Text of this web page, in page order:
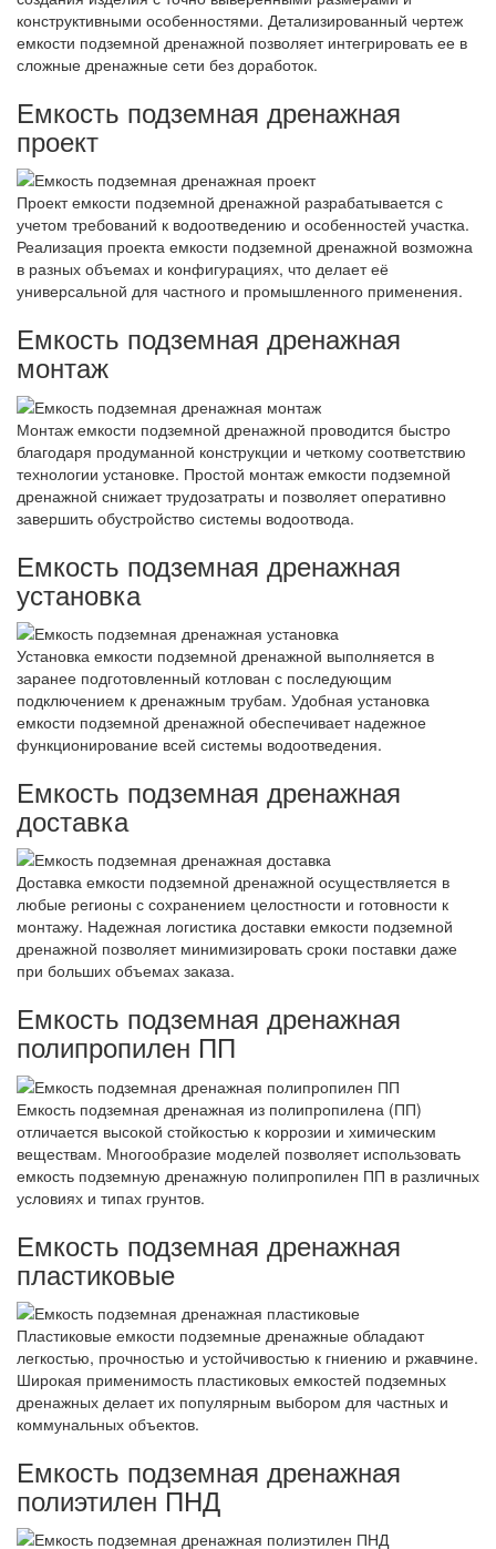
конструктивными особенностями. Детализированный чертеж
емкости подземной дренажной позволяет интегрировать ее в
сложные дренажные сети без доработок.
Емкость подземная дренажная
проект
Проект емкости подземной дренажной разрабатывается с
учетом требований к водоотведению и особенностей участка.
Реализация проекта емкости подземной дренажной возможна
в разных объемах и конфигурациях, что делает её
универсальной для частного и промышленного применения.
Емкость подземная дренажная
монтаж
Монтаж емкости подземной дренажной проводится быстро
благодаря продуманной конструкции и четкому соответствию
технологии установке. Простой монтаж емкости подземной
дренажной снижает трудозатраты и позволяет оперативно
завершить обустройство системы водоотвода.
Емкость подземная дренажная
установка
Установка емкости подземной дренажной выполняется в
заранее подготовленный котлован с последующим
подключением к дренажным трубам. Удобная установка
емкости подземной дренажной обеспечивает надежное
функционирование всей системы водоотведения.
Емкость подземная дренажная
доставка
Доставка емкости подземной дренажной осуществляется в
любые регионы с сохранением целостности и готовности к
монтажу. Надежная логистика доставки емкости подземной
дренажной позволяет минимизировать сроки поставки даже
при больших объемах заказа.
Емкость подземная дренажная
полипропилен ПП
Емкость подземная дренажная из полипропилена (ПП)
отличается высокой стойкостью к коррозии и химическим
веществам. Многообразие моделей позволяет использовать
емкость подземную дренажную полипропилен ПП в различных
условиях и типах грунтов.
Емкость подземная дренажная
пластиковые
Пластиковые емкости подземные дренажные обладают
легкостью, прочностью и устойчивостью к гниению и ржавчине.
Широкая применимость пластиковых емкостей подземных
дренажных делает их популярным выбором для частных и
коммунальных объектов.
Емкость подземная дренажная
полиэтилен ПНД